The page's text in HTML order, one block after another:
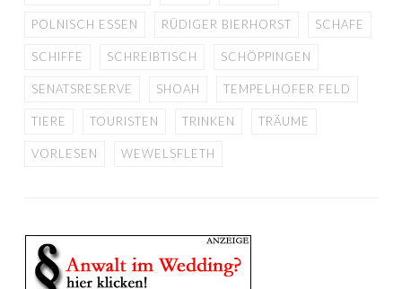
POLNISCH ESSEN RÜDIGER BIERHORST SCHAFE
SCHIFFE SCHREIBTISCH SCHÖPPINGEN
SENATSRESERVE SHOAH TEMPELHOFER FELD
TIERE TOURISTEN TRINKEN TRÄUME
VORLESEN WEWELSFLETH